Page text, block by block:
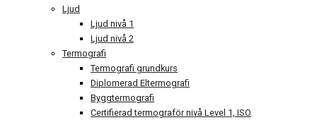
Ljud
Ljud nivå 1
Ljud nivå 2
Termografi
Termografi grundkurs
Diplomerad Eltermografi
Byggtermografi
Certifierad termograför nivå Level 1, ISO